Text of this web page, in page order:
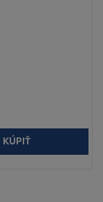
KÚPIŤ